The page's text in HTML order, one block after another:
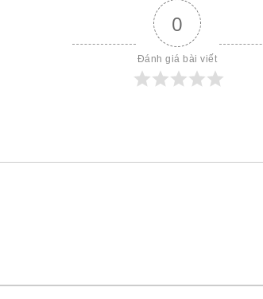
0
Đánh giá bài viết